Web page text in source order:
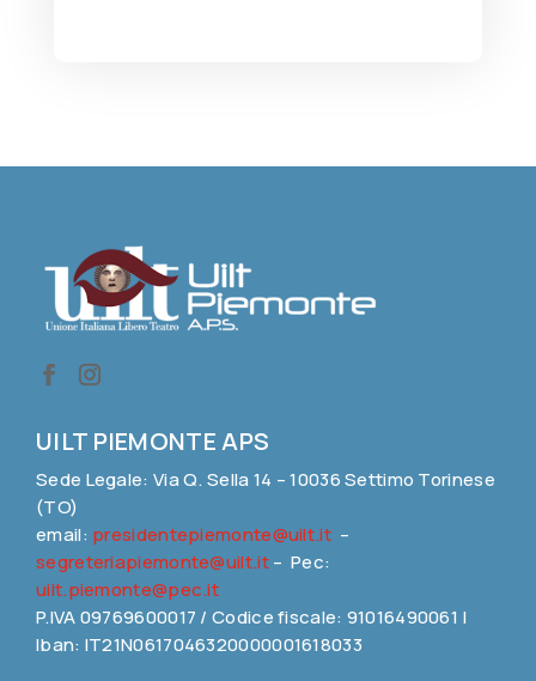
UILT PIEMONTE APS
Sede Legale: Via Q. Sella 14 – 10036 Settimo Torinese
(TO)
email: presidentepiemonte@uilt.it–
segreteriapiemonte@uilt.it– Pec:
uilt.piemonte@pec.it
P.IVA 09769600017 / Codice fiscale: 91016490061 |
Iban: IT21N0617046320000001618033